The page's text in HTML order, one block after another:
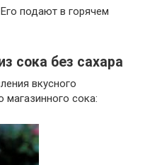
подают в горячем
сока без сахара
вкусного
сока: